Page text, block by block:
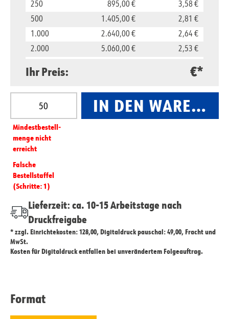
250
895,00 €
3,58 €
500
1.405,00 €
2,81 €
1.000
2.640,00 €
2,64 €
2.000
5.060,00 €
2,53 €
2,35 €
Ihr Preis: €*
Produkt Anzahl: Gib den gewünschten Wert ein
Mindest­­bestell­­
menge nicht
erreicht
Falsche
Bestellstaffel
(Schritte: 1)
IN DEN
Lieferzeit: ca. 10-15 Arbeitstage nach
Druckfreigabe
* zzgl. Einrichtekosten: 128,00, Digitaldruck pauschal: 49,00, Fracht und
MwSt.
Kosten für Digitaldruck entfallen bei unverändertem Folgeauftrag.
Format